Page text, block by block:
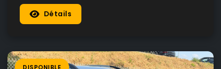
Détails
DISPONIBLE